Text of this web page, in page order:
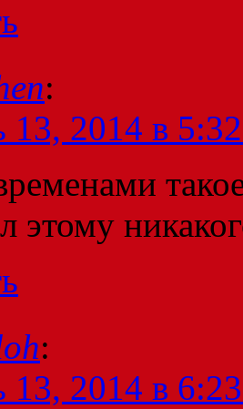
:
13, 2014 в
этому
:
13, 2014 в